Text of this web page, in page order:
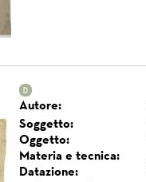
Autore:
Soggetto:
Oggetto:
Materia e tecnica:
Datazione: